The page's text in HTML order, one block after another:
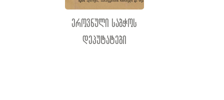
ეროვნული საბჭოს
დეპუტატები